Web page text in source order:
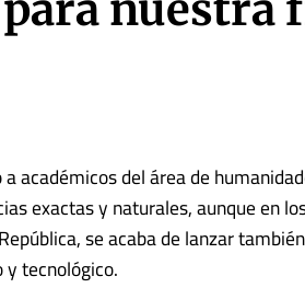
académicos del área de
exactas y naturales, aunque en
se acaba de lanzar
tecnológico.